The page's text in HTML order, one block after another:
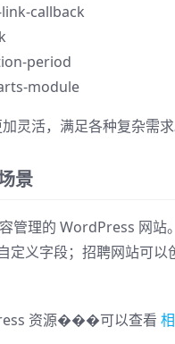
callback
period
module
灵活，满足各种复杂需求
景
管理的 WordPress 网站
定义字段；招聘网站可
资源���可以查看